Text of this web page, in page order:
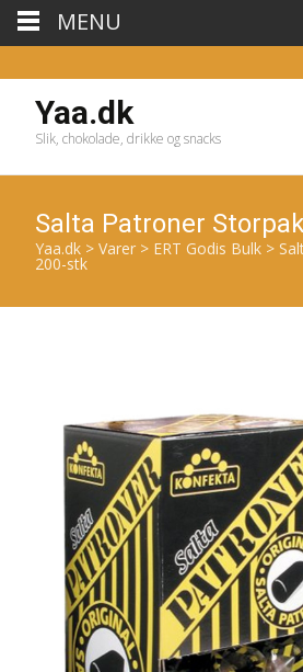
Yaa.dk
Slik, chokolade, drikke og snacks
Salta Patroner
Yaa.dk > Varer > ERT Godis Bulk >
200-stk
MENU